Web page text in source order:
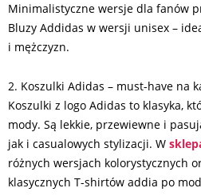
Minimalistyczne wersje dla fanów
Bluzy Addidas w wersji unisex –
i mężczyzn.
2. Koszulki Adidas – must-have na
Koszulki z logo Adidas to klasyka,
mody. Są lekkie, przewiewne i
jak i casualowych stylizacji. W
różnych wersjach kolorystycznych
klasycznych T-shirtów addia po